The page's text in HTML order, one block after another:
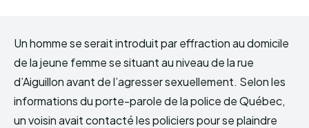
Un homme se serait introduit par effraction au domicile
de la jeune femme se situant au niveau de la rue
d’Aiguillon avant de l’agresser sexuellement. Selon les
informations du porte-parole de la police de Québec,
un voisin avait contacté les policiers pour se plaindre